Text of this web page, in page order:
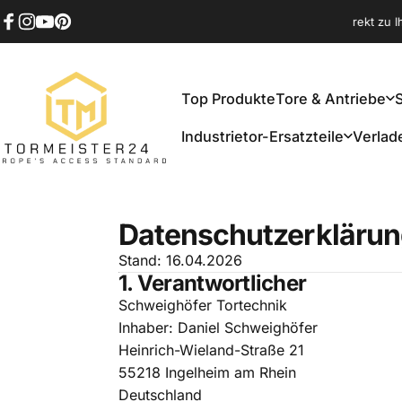
Direkt zum Inhalt
vonSchweighöfer Tortechnik direkt zu
Top Produkte
Top Produkte
Tore & Antriebe
Tore & Antriebe
Industrietor-Ersatzteile
Stand: 16.04.2026
1. Verantwortlicher
Schweighöfer Tortechnik
Inhaber: Daniel Schweighöfer
Heinrich-Wieland-Straße 21
55218 Ingelheim am Rhein
Deutschland